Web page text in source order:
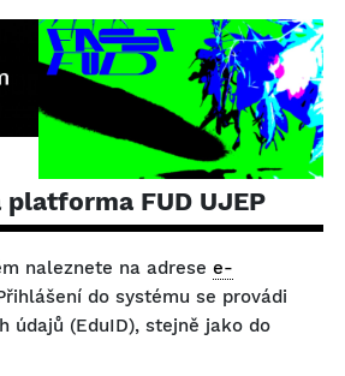
FUD UJEP
naleznete na adrese e-
do systému se provádi
údajů (EduID), stejně jako do